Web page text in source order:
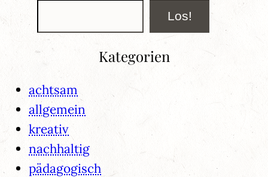
Suchen Los!
Kategorien
achtsam
allgemein
kreativ
nachhaltig
pädagogisch